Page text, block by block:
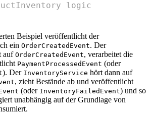
logic
Beispiel veröffentlicht der
ein OrderCreatedEvent. Der
aufOrderCreatedEvent, verarbeitet die
PaymentProcessedEvent (oder
). Der InventoryService hört dann auf
, zieht Bestände ab und veröffentlicht
(oder InventoryFailedEvent) und so
unabhängig auf der Grundlage von